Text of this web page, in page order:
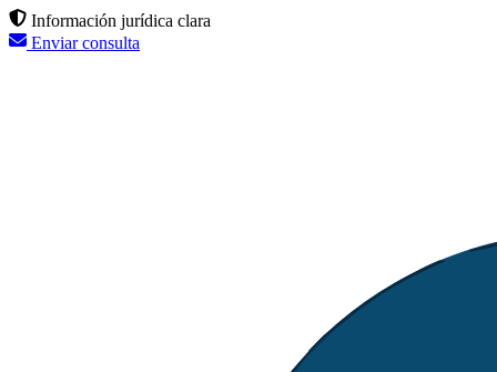
Información jurídica clara
Enviar consulta